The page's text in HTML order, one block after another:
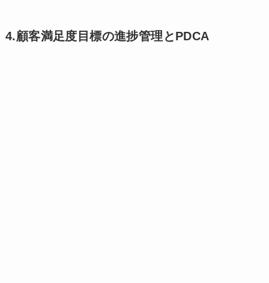
4.顧客満足度目標の進捗管理とPDCA